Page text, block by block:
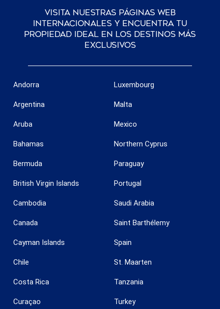
Visita nuestras páginas web
internacionales y encuentra tu
propiedad ideal en los destinos más
exclusivos
Andorra
Argentina
Aruba
Bahamas
Bermuda
British Virgin Islands
Cambodia
Canada
Cayman Islands
Chile
Costa Rica
Curaçao
Luxembourg
Malta
Mexico
Northern Cyprus
Paraguay
Portugal
Saudi Arabia
Saint Barthélemy
Spain
St. Maarten
Tanzania
Turkey